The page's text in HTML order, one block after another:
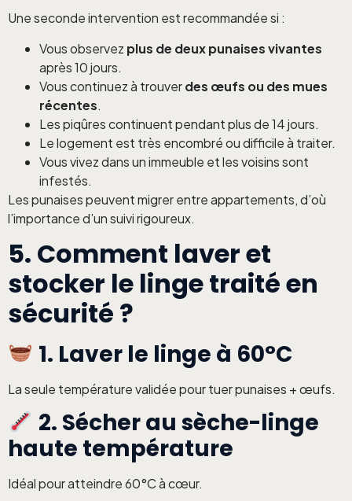
Une seconde intervention est recommandée si :
Vous observez plus de deux punaises vivantes
après 10 jours.
Vous continuez à trouverdes œufs ou des mues
récentes.
Les piqûres continuent pendant plus de 14 jours.
Le logement est très encombré ou difficile à traiter.
Vous vivez dans un immeuble et les voisins sont
infestés.
Les punaises peuvent migrer entre appartements, d’où
l’importance d’un suivi rigoureux.
5. Comment laver et
stocker le linge traité en
sécurité ?
1. Laver le linge à 60°C
La seule température validée pour tuer punaises + œufs.
2. Sécher au sèche-linge
haute température
Idéal pour atteindre 60°C à cœur.